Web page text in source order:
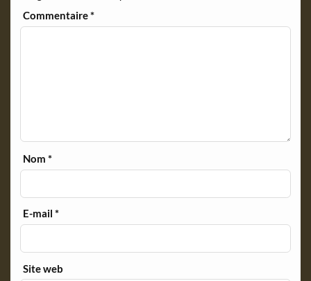
y
Commentaire*
Nom*
E-mail*
Site web